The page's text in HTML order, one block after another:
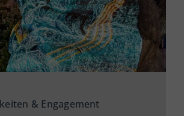
& Engagement